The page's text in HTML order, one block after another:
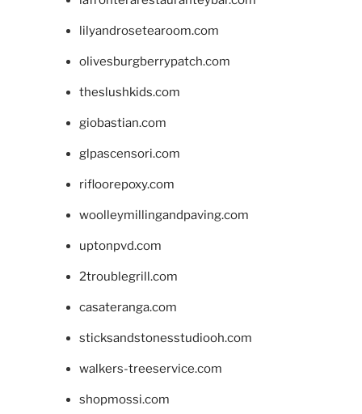
lilyandrosetearoom.com
olivesburgberrypatch.com
theslushkids.com
giobastian.com
glpascensori.com
rifloorepoxy.com
woolleymillingandpaving.com
uptonpvd.com
2troublegrill.com
casateranga.com
sticksandstonesstudiooh.com
walkers-treeservice.com
shopmossi.com